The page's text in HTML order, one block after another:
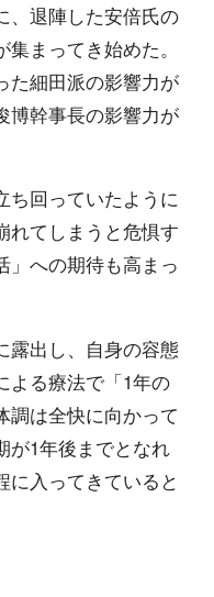
、退陣した安倍氏の
まってき始めた。
た細田派の影響力が
博幹事長の影響力が
ち回っていたように
れてしまうと危惧す
」への期待も高まっ
露出し、自身の容態
よる療法で「1年の
調は全快に向かって
が1年後までとなれ
に入ってきていると